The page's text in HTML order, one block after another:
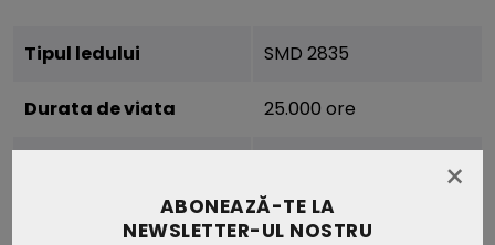
Tipul ledului SMD 2835
Durata de viata 25.000 ore
DC:12V
×
ABONEAZĂ-TE LA
NEWSLETTER-UL NOSTRU